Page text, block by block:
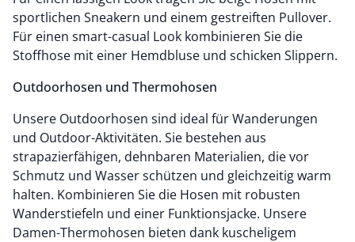
sportlichen Sneakern und einem gestreiften Pullover.
Für einen smart-casual Look kombinieren Sie die
Stoffhose mit einer Hemdbluse und schicken Slippern.
Outdoorhosen und Thermohosen
Unsere Outdoorhosen sind ideal für Wanderungen
und Outdoor-Aktivitäten. Sie bestehen aus
strapazierfähigen, dehnbaren Materialien, die vor
Schmutz und Wasser schützen und gleichzeitig warm
halten. Kombinieren Sie die Hosen mit robusten
Wanderstiefeln und einer Funktionsjacke. Unsere
Damen-Thermohosen bieten dank kuscheligem